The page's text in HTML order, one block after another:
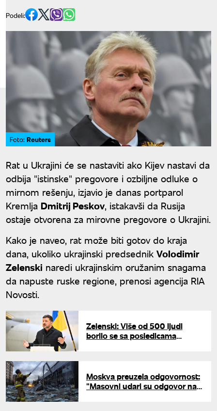
Podeli:
Foto: Reuters
Rat u Ukrajini će se nastaviti ako Kijev nastavi da
odbija "istinske" pregovore i ozbiljne odluke o
mirnom rešenju, izjavio je danas portparol
Kremlja Dmitrij Peskov, istakavši da Rusija
ostaje otvorena za mirovne pregovore o Ukrajini.
Kako je naveo, rat može biti gotov do kraja
dana, ukoliko ukrajinski predsednik Volodimir
Zelenski naredi ukrajinskim oružanim snagama
da napuste ruske regione, prenosi agencija RIA
Novosti.
Zelenski: Više od 500 ljudi
borilo se sa posledicama
Moskva preuzela odgovornost:
"Masovni udari su odgovor na